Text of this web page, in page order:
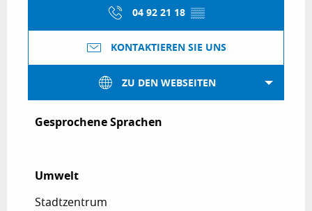
04 92 21 18 ▒▒
KONTAKTIEREN SIE UNS
ZU DEN WEBSEITEN
Gesprochene Sprachen
Gesprochene Sprachen
Umwelt
Umwelt
Stadtzentrum